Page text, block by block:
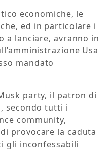
economiche, le
ed in particolare i
a lanciare, avranno in
Usa
mandato
party, il patron di
secondo tutti i
community,
provocare la caduta
gli inconfessabili